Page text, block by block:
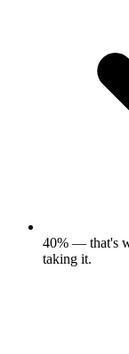
40% — that's
taking it.